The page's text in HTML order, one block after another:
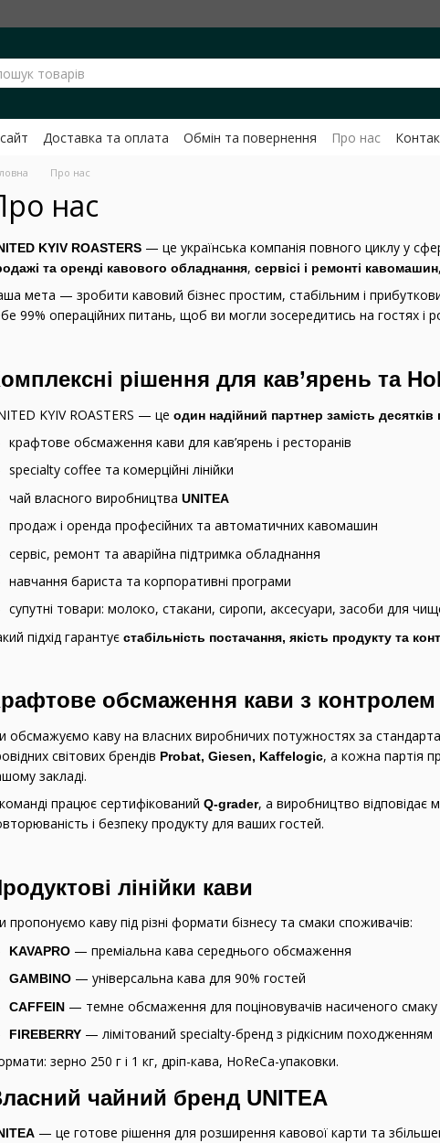
Доставка та оплата Обмін та повернення Про нас
Про нас
нас
KYIV ROASTERS — це українська компанія повного циклу у
та оренді кавового обладнання, сервісі і ремонті кавомашин
мета — зробити кавовий бізнес простим, стабільним і
99% операційних питань, щоб ви могли зосередитись на гостях і
рішення для кав’ярень та
KYIV ROASTERS — це один надійний партнер замість десятків
крафтове обсмаження кави для кав’ярень і ресторанів
specialty coffee та комерційні лінійки
чай власного виробництва UNITEA
продаж і оренда професійних та автоматичних кавомашин
сервіс, ремонт та аварійна підтримка обладнання
навчання бариста та корпоративні програми
супутні товари: молоко, стакани, сиропи, аксесуари, засоби для
підхід гарантує стабільність постачання, якість продукту та
обсмаження кави з контролем
обсмажуємо каву на власних виробничих потужностях за
світових брендів Probat, Giesen, Kaffelogic, а кожна партія
закладі.
працює сертифікований Q-grader, а виробництво відповідає
і безпеку продукту для ваших гостей.
лінійки кави
пропонуємо каву під різні формати бізнесу та смаки споживачів:
KAVAPRO — преміальна кава середнього обсмаження
GAMBINO — універсальна кава для 90% гостей
CAFFEIN — темне обсмаження для поціновувачів насиченого смаку
FIREBERRY — лімітований specialty-бренд з рідкісним походженням
зерно 250 г і 1 кг, дріп-кава, HoReCa-упаковки.
чайний бренд UNITEA
— це готове рішення для розширення кавової карти та